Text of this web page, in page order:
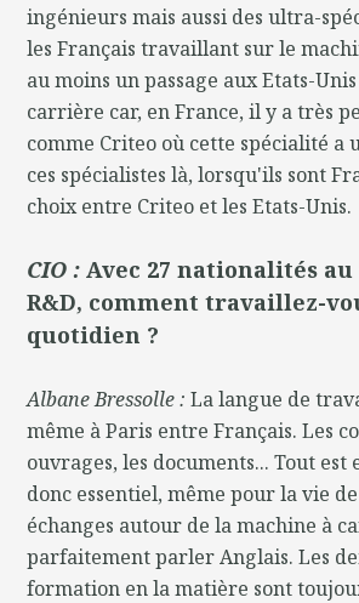
ingénieurs mais aussi des ultra-
les Français travaillant sur le
au moins un passage aux Etats-
carrière car, en France, il y a très
comme Criteo où cette spécialité a
ces spécialistes là, lorsqu'ils sont
choix entre Criteo et les Etats-Unis.
CIO :Avec 27 nationalités au
R&D, comment travaillez-
quotidien ?
Albane Bressolle :La langue de
même à Paris entre Français. Les
ouvrages, les documents... Tout est
donc essentiel, même pour la vie
échanges autour de la machine à
parfaitement parler Anglais. Les
formation en la matière sont